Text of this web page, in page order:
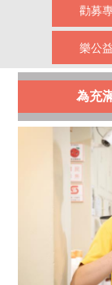
勸募
樂公
為充